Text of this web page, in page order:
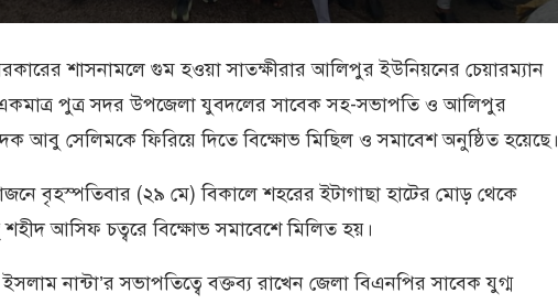
শাসনামলে গুম হওয়া সাতক্ষীরার আলিপুর ইউনিয়নের চেয়ারম্যান
পুত্র সদর উপজেলা যুবদলের সাবেক সহ-সভাপতি ও আলিপুর
আবু সেলিমকে ফিরিয়ে দিতে বিক্ষোভ মিছিল ও সমাবেশ অনুষ্ঠিত হয়েছে।
বৃহস্পতিবার (২৯ মে) বিকালে শহরের ইটাগাছা হাটের মোড় থেকে
আসিফ চত্বরে বিক্ষোভ সমাবেশে মিলিত হয়।
নান্টা’র সভাপতিত্বে বক্তব্য রাখেন জেলা বিএনপির সাবেক যুগ্ম